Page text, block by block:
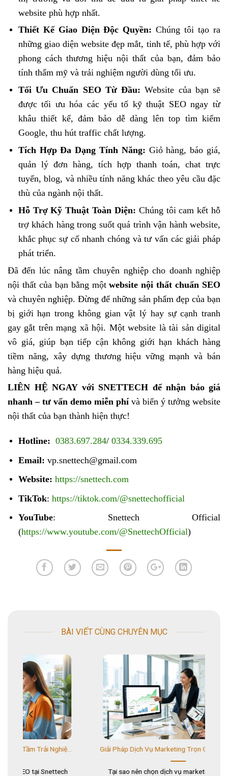
website phù hợp nhất.
Thiết Kế Giao Diện Độc Quyền: Chúng tôi tạo ra
những giao diện website đẹp mắt, tinh tế, phù hợp với
phong cách thương hiệu nội thất của bạn, đảm bảo
tính thẩm mỹ và trải nghiệm người dùng tối ưu.
Tối Ưu Chuẩn SEO Từ Đầu: Website của bạn sẽ
được tối ưu hóa các yếu tố kỹ thuật SEO ngay từ
khâu thiết kế, đảm bảo dễ dàng lên top tìm kiếm
Google, thu hút traffic chất lượng.
Tích Hợp Đa Dạng Tính Năng: Giỏ hàng, báo giá,
quản lý đơn hàng, tích hợp thanh toán, chat trực
tuyến, blog, và nhiều tính năng khác theo yêu cầu đặc
thù của ngành nội thất.
Hỗ Trợ Kỹ Thuật Toàn Diện: Chúng tôi cam kết hỗ
trợ khách hàng trong suốt quá trình vận hành website,
khắc phục sự cố nhanh chóng và tư vấn các giải pháp
phát triển.
Đã đến lúc nâng tầm chuyên nghiệp cho doanh nghiệp
nội thất của bạn bằng mộtwebsite nội thất chuẩn SEO
và chuyên nghiệp. Đừng để những sản phẩm đẹp của bạn
bị giới hạn trong không gian vật lý hay sự cạnh tranh
gay gắt trên mạng xã hội. Một website là tài sản digital
vô giá, giúp bạn tiếp cận không giới hạn khách hàng
tiềm năng, xây dựng thương hiệu vững mạnh và bán
hàng hiệu quả.
LIÊN HỆ NGAY với SNETTECH để nhận báo giá
nhanh – tư vấn demo miễn phívà biến ý tưởng website
nội thất của bạn thành hiện thực!
Hotline: 0383.697.284/ 0334.339.695
Email: vp.snettech@gmail.com
Website: https://snettech.com
TikTok: https://tiktok.com/@snettechofficial
YouTube: Snettech Official
(https://www.youtube.com/@SnettechOfficial)
BÀI VIẾT CÙNG CHUYÊN MỤC
Giải Pháp Dịch Vụ Marketing Trọn Gói Giúp Doanh Nghiệp Bứt Phá 2026
Tại sao nên chọn dịch vụ marketing trọn gói tại